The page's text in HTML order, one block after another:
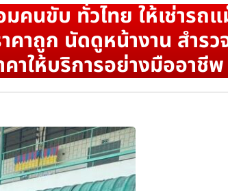
คนขับ ทั่วไทย ให้เช่ารถ
คาถูก นัดดูหน้างาน สำร
คาให้บริการอย่างมืออาชีพ